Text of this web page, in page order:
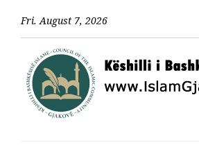
Fri. August 7, 2026